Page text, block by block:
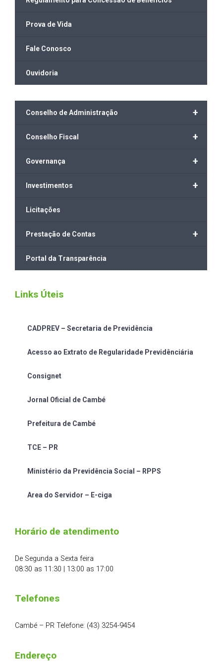
Prova de Vida
Fale Conosco
Ouvidoria
+
Conselho de Administração
+
Conselho Fiscal
+
Governança
+
Investimentos
Licitações
+
Prestação de Contas
Portal da Transparência
Links Úteis
CADPREV – Secretaria de Previdência
Acesso ao Extrato de Regularidade Previdênciária
Consignet
Jornal Oficial de Cambé
Prefeitura de Cambé
TCE – PR
Ministério da Previdência Social – RPPS
Area do Servidor – E-ciga
Horário de atendimento
De Segunda a Sexta feira
08:30 as 11:30 | 13:00 as 17:00
Telefones
Cambé – PR Telefone: (43) 3254-9454
Endereço